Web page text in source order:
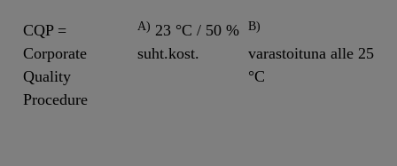
CQP =
Corporate
Quality
Procedure
A) 23 °C / 50 %
suht.kost.
B)
varastoituna alle 25
°C